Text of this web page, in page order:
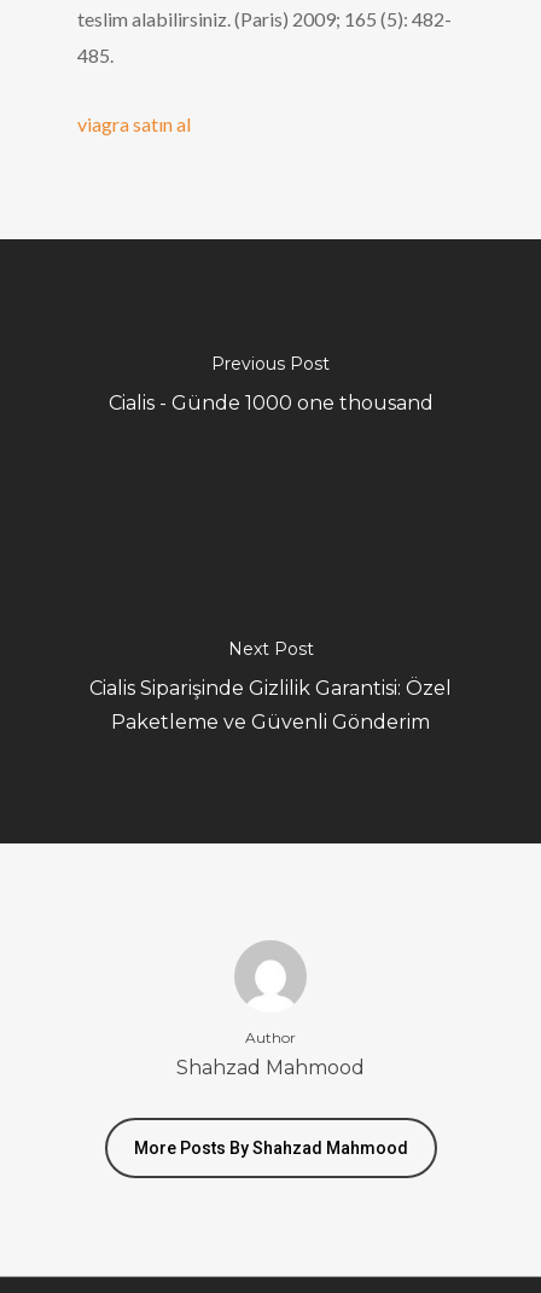
teslim alabilirsiniz. (Paris) 2009; 165 (5): 482-
485.
viagra satın al
Previous Post
Cialis - Günde 1000 one thousand
Next Post
Cialis Siparişinde Gizlilik Garantisi: Özel
Paketleme ve Güvenli Gönderim
Author
Shahzad Mahmood
More Posts By Shahzad Mahmood